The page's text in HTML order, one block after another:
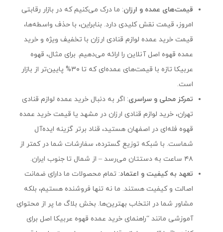
قیمت‌های عمده و ارزان: ما درک می‌کنیم که در بازار رقابتی
امروز، قیمت نقش کلیدی دارد. بنابراین، با حذف واسطه‌ها،
قیمت خرید عمده لوازم قنادی ارزان با تخفیف ویژه و خرید
عمده قهوه اصل آنلاین را ارائه می‌دهیم. برای مثال، قهوه
عربیکا تازه با قیمت‌های عمده‌ای که تا ۳۰% پایین‌تر از بازار
است.
تمرکز محلی و سراسری: اگر به دنبال خرید عمده لوازم قنادی
تهران، خرید لوازم قنادی ارزان در مشهد یا قیمت خرید عمده
قهوه فله‌ای در اصفهان هستید، قناد برتر گزینه ایده‌آل
شماست. با شبکه توزیع گسترده، سفارشات شما در کمتر از
۴۸ ساعت به دستتان می‌رسد – از شمال تا جنوب ایران.
تعهد به کیفیت و اعتماد: تمام محصولات ما دارای ضمانت
اصالت و کیفیت هستند. ما نه تنها فروشنده هستیم، بلکه
مشاور شما در انتخاب بهترین‌ها. بخش بلاگ ما پر از محتوای
آموزشی مانند “راهنمای خرید عمده قهوه عربیکا اصل برای